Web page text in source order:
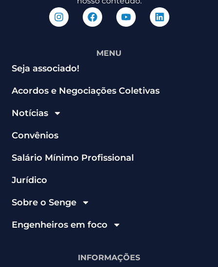
MENU
Seja associado!
Acordos e Negociações Coletivas
Notícias
Convênios
Salário Mínimo Profissional
Jurídico
Sobre o Senge
Engenheiros em foco
INFORMAÇÕES